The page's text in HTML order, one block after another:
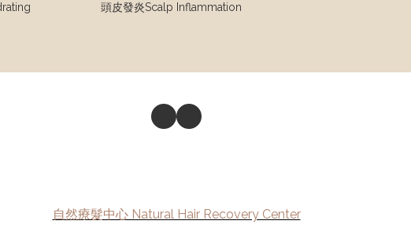
頭皮發炎Scalp Inflammation
自然療髮中心 Natural Hair Recovery Center